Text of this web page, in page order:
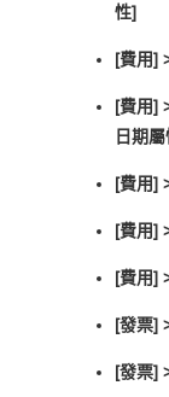
性]
[費用]
[費用]
日期
[費用]
[費用]
[費用]
[發票]
[發票]